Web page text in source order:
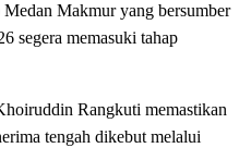
Makmur yang bersumber
segera memasuki tahap
Rangkuti memastikan
tengah dikebut melalui